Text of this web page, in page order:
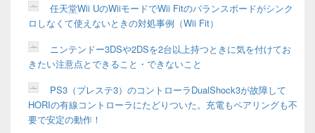
任天堂Wii UのWiiモードでWii Fitのバランスボードがシンク
ロしなくて使えないときの対処事例（Wii Fit）
ニンテンドー3DSや2DSを2台以上持つときに気を付けてお
きたい注意点とできること・できないこと
PS3（プレステ3）のコントローラDualShock3が故障して
HORIの有線コントローラにたどりついた。充電もペアリングも不
要で安定の動作！